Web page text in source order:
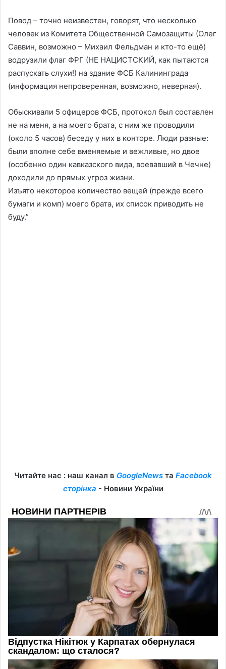
Повод – точно неизвестен, говорят, что несколько
человек из Комитета Общественной Самозащиты (Олег
Саввин, возможно – Михаил Фельдман и кто-то ещё)
водрузили флаг ФРГ (НЕ НАЦИСТСКИЙ, как пытаются
распускать слухи!) на здание ФСБ Калининграда
(информация непроверенная, возможно, неверная).
Обыскивали 5 офицеров ФСБ, протокол был составлен
не на меня, а на моего брата, с ним же проводили
(около 5 часов) беседу у них в конторе. Люди разные:
были вполне себе вменяемые и вежливые, но двое
(особенно один кавказского вида, воевавший в Чечне)
доходили до прямых угроз жизни.
Изъято некоторое количество вещей (прежде всего
бумаги и комп) моего брата, их список приводить не
буду.”
Читайте нас : наш канал в GoogleNews та Facebook
сторінка - Новини України